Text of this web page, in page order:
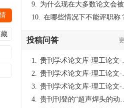
9. 为什么现在大多数论文会被评判为AI撰写？（深度剖析查重机制下的困境与出路）
10. 在哪些情况下不能评职称
投稿问答
1. 贵刊学术论文库-理工论文-第16页刊登的“超声焊头的动力学分析与优化设计”，作者lizhiwei，时间2024-12-27，该论文由我本人在机电工程技术2024年第10期公开发表，lizhiwei并非本人，请将文章删除，消除影响，谢谢！
2. 贵刊学术论文库-理工论文-第16页刊登的“超声焊头的动力学分析与优化设计”，作者lizhiwei，时间2024-12-27，该论文由我本人在机电工程技术2024年第10期公开发表，lizhiwei并非本人，请将文章删除，消除影响，谢谢！
3. 贵刊学术论文库-理工论文-第16页刊登的“超声焊头的动力学分析与优化设计”，作者lizhiwei，时间2024-12-27，该论文由我本人在机电工程技术2024年第10期公开发表，lizhiwei并非本人，请将文章删除，消除影响，谢谢！
4. 贵刊刊登的“超声焊头的动力学分析与优化设计”，作者lizhiwei，时间2024-12-27，该论文由我本人在机电工程技术2024年第10期公开发表，lizhiwei并非本人，请将文章删除，消除影响，谢谢！